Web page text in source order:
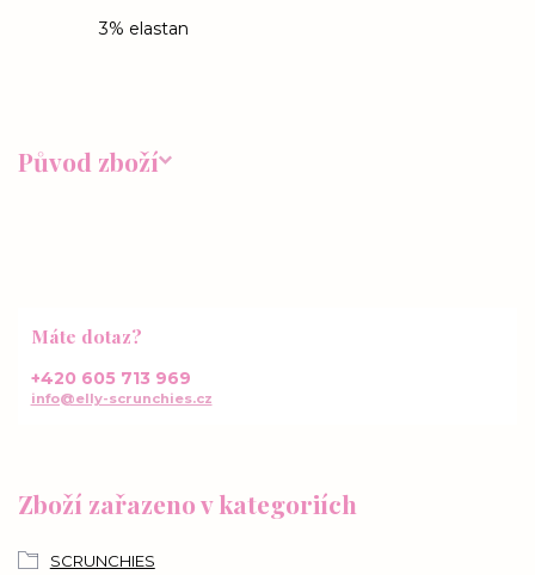
3% elastan
Původ zboží
Zboží zařazeno v kategoriích
SCRUNCHIES
Máte dotaz?
+420 605 713 969
info@elly-scrunchies.cz